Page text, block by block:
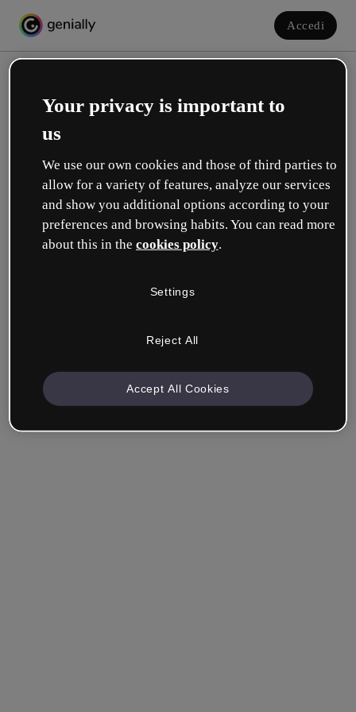
Accedi
Crea il tuo account gratuito!
Quale opzione ti descrive meglio?
Azienda e Professionisti
un altro settore.
Your privacy is important to
us
We use our own cookies and those of third parties to
allow for a variety of features, analyze our services
and show you additional options according to your
preferences and browsing habits. You can read more
about this in the cookies policy.
Settings
Reject All
Accept All Cookies